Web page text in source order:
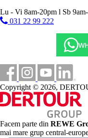
Baruri/pub-uri
Club de noapte
100 m
Restaurant
15 km
Centru turistic
109 km
Lu - Vi 8am-20pm l Sb
031 22 99 222
Copyright © 2026,
Facem parte din REWE
mai mare grup central-